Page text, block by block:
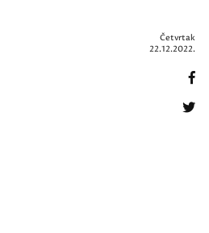
Četvrtak
22.12.2022.